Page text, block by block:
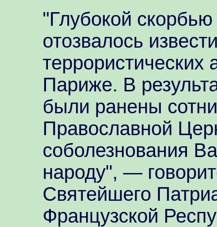
"Глубокой
отозвалось
Париже. В
были ранены
Православной
соболезнования
народу", —
Святейшего
Французской